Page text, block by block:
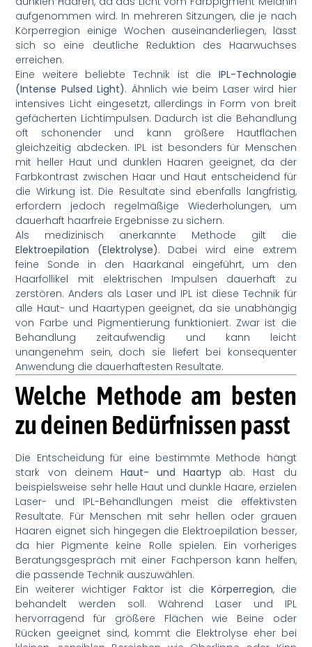
aufgenommen wird. In mehreren Sitzungen, die je nach
Körperregion einige Wochen auseinanderliegen, lässt
sich so eine deutliche Reduktion des Haarwuchses
erreichen.
Eine weitere beliebte Technik ist die IPL-Technologie
(Intense Pulsed Light). Ähnlich wie beim Laser wird hier
intensives Licht eingesetzt, allerdings in Form von breit
gefächerten Lichtimpulsen. Dadurch ist die Behandlung
oft schonender und kann größere Hautflächen
gleichzeitig abdecken. IPL ist besonders für Menschen
mit heller Haut und dunklen Haaren geeignet, da der
Farbkontrast zwischen Haar und Haut entscheidend für
die Wirkung ist. Die Resultate sind ebenfalls langfristig,
erfordern jedoch regelmäßige Wiederholungen, um
dauerhaft haarfreie Ergebnisse zu sichern.
Als medizinisch anerkannte Methode gilt die
Elektroepilation (Elektrolyse). Dabei wird eine extrem
feine Sonde in den Haarkanal eingeführt, um den
Haarfollikel mit elektrischen Impulsen dauerhaft zu
zerstören. Anders als Laser und IPL ist diese Technik für
alle Haut- und Haartypen geeignet, da sie unabhängig
von Farbe und Pigmentierung funktioniert. Zwar ist die
Behandlung zeitaufwendig und kann leicht
unangenehm sein, doch sie liefert bei konsequenter
Anwendung die dauerhaftesten Resultate.
Welche Methode am besten
zu deinen Bedürfnissen passt
Die Entscheidung für eine bestimmte Methode hängt
stark von deinem Haut- und Haartyp ab. Hast du
beispielsweise sehr helle Haut und dunkle Haare, erzielen
Laser- und IPL-Behandlungen meist die effektivsten
Resultate. Für Menschen mit sehr hellen oder grauen
Haaren eignet sich hingegen die Elektroepilation besser,
da hier Pigmente keine Rolle spielen. Ein vorheriges
Beratungsgespräch mit einer Fachperson kann helfen,
die passende Technik auszuwählen.
Ein weiterer wichtiger Faktor ist die Körperregion, die
behandelt werden soll. Während Laser und IPL
hervorragend für größere Flächen wie Beine oder
Rücken geeignet sind, kommt die Elektrolyse eher bei